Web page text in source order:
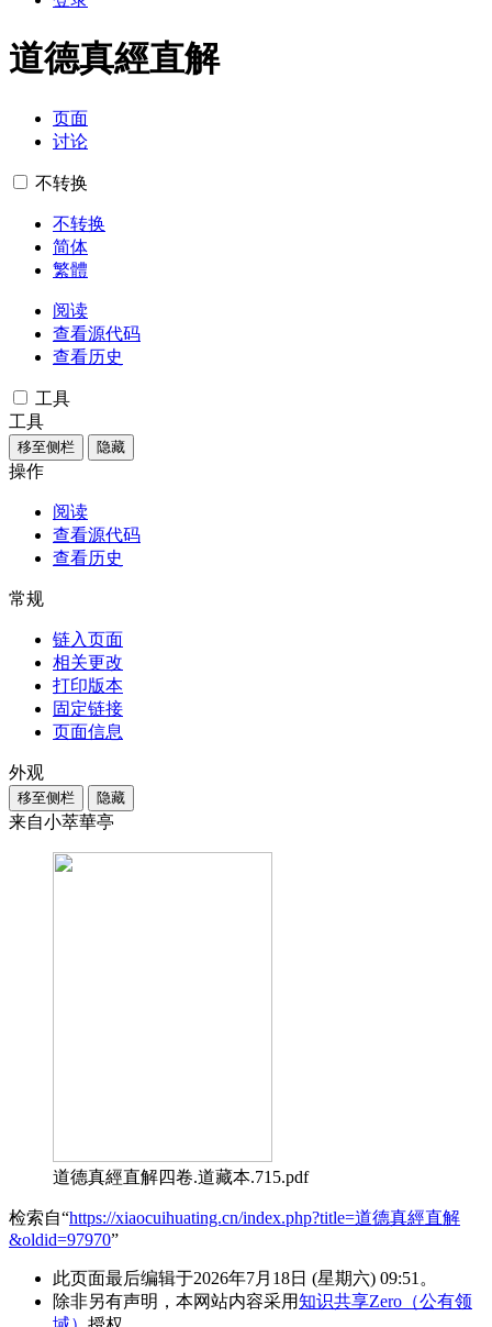
道德真經直解
页面
讨论
不转换
不转换
简体
繁體
阅读
查看源代码
查看历史
工具
工具
移至侧栏 隐藏
操作
阅读
查看源代码
查看历史
常规
链入页面
相关更改
打印版本
固定链接
页面信息
外观
移至侧栏 隐藏
来自小萃華亭
道德真經直解四卷.道藏本.715.pdf
检索自“https://xiaocuihuating.cn/index.php?title=道德真經直解
&oldid=97970”
此页面最后编辑于2026年7月18日 (星期六) 09:51。
除非另有声明，本网站内容采用知识共享Zero（公有领